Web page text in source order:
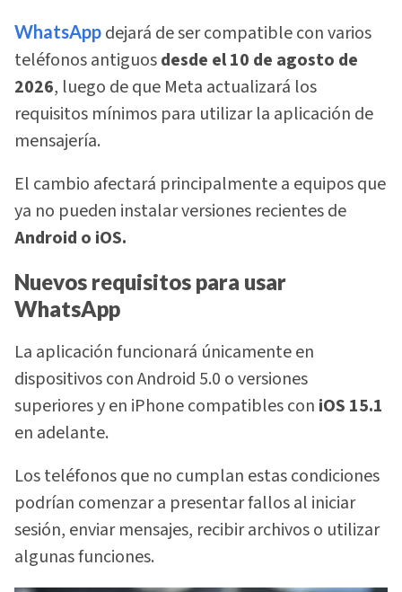
WhatsApp dejará de ser compatible con varios
teléfonos antiguosdesde el 10 de agosto de
2026, luego de que Meta actualizará los
requisitos mínimos para utilizar la aplicación de
mensajería.
El cambio afectará principalmente a equipos que
ya no pueden instalar versiones recientes de
Android o iOS.
Nuevos requisitos para usar
WhatsApp
La aplicación funcionará únicamente en
dispositivos con Android 5.0 o versiones
superiores y en iPhone compatibles con iOS 15.1
en adelante.
Los teléfonos que no cumplan estas condiciones
podrían comenzar a presentar fallos al iniciar
sesión, enviar mensajes, recibir archivos o utilizar
algunas funciones.